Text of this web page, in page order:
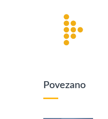
Povezano